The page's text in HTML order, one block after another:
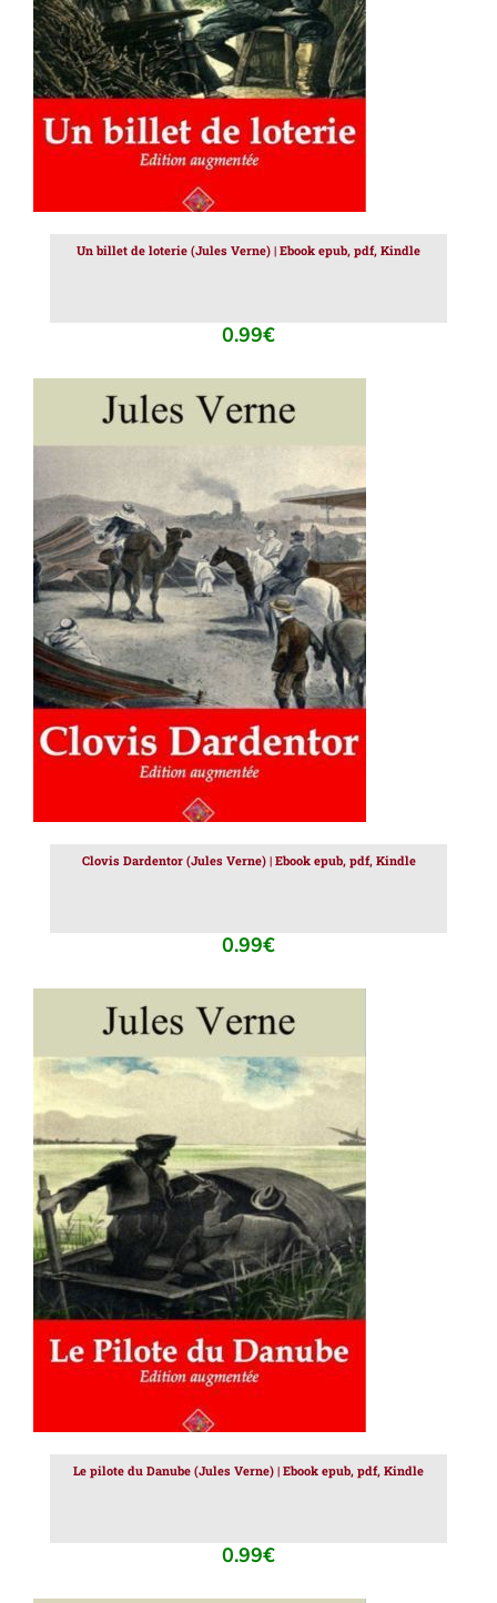
Un billet de loterie (Jules Verne) | Ebook epub, pdf, Kindle
0.99€
AJOUTER AU PANIER / DÉTAILS
Clovis Dardentor (Jules Verne) | Ebook epub, pdf, Kindle
0.99€
AJOUTER AU PANIER / DÉTAILS
Le pilote du Danube (Jules Verne) | Ebook epub, pdf, Kindle
0.99€